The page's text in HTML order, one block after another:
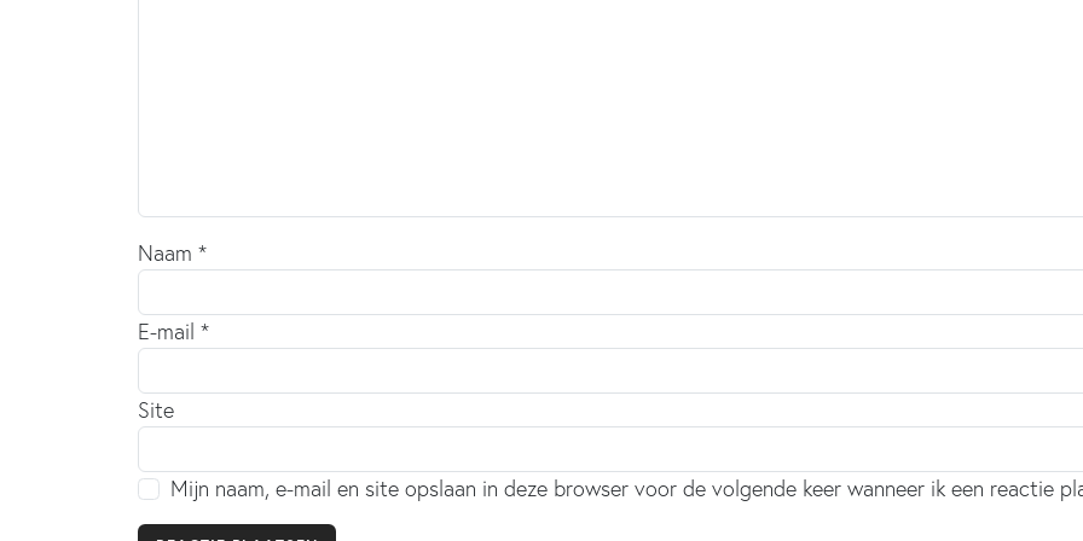
Naam *
E-mail *
Site
Mijn naam, e-mail en site opslaan in deze browser voor de volgende keer wanneer ik een reactie